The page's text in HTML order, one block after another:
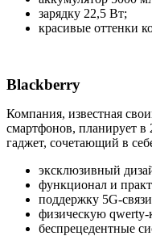
зарядку 22,5 Вт;
красивые оттенки
Blackberry
Компания, известная
смартфонов, планирует в
гаджет, сочетающий в
эксклюзивный
функционал и
поддержку 5G-
физическую qwerty-
беспрецедентные